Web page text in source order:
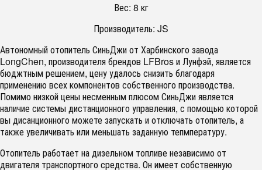
Вес: 8 кг
Производитель: JS
Автономный отопитель СиньДжи от Харбинского завода
LongChen, производителя брендов LFBros и Лунфэй, является
бюджтным решением, цену удалось снизить благодаря
применению всех компонентов собственного производства.
Помимо низкой цены несменным плюсом СиньДжи является
наличие системы дистанционного управления, с помощью которой
вы дисанционного можете запускать и отключать отопитель, а
также увеличивать или меньшать заданную тепмпературу.
Отопитель работает на дизельном топливе независимо от
двигателя транспортного средства. Он имеет собственную